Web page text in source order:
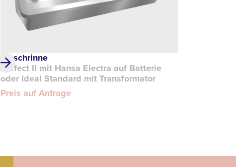
Waschrinne
Perfect II mit Hansa Electra auf Batterie
oder Ideal Standard mit Transformator
Preis auf Anfrage